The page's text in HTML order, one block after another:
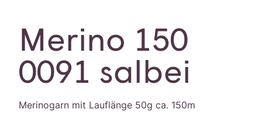
Merino 150
0091 salbei
Merinogarn mit Lauflänge 50g ca. 150m